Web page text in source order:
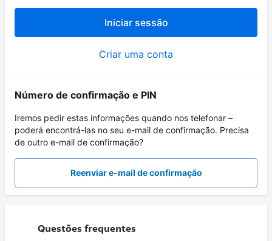
Iniciar sessão
Criar uma conta
Número de confirmação e PIN
Iremos pedir estas informações quando nos telefonar –
poderá encontrá-las no seu e-mail de confirmação. Precisa
de outro e-mail de confirmação?
Reenviar e-mail de confirmação
Questões frequentes